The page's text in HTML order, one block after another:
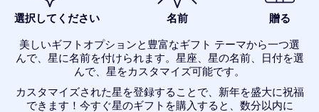
選択してください 名前 贈る
美しいギフトオプションと豊富なギフト テーマから一つ選
んで、星に名前を付けられます。星座、星の名前、日付を選
んで、星をカスタマイズ可能です。
カスタマイズされた星を登録することで、新年を盛大に祝福
できます！今すぐ星のギフトを購入すると、数分以内に